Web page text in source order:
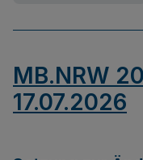
MB.NRW
17.07.2026